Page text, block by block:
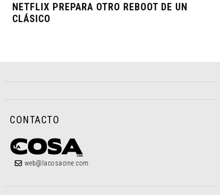
NETFLIX PREPARA OTRO REBOOT DE UN
CLÁSICO
CONTACTO
web@lacosacine.com